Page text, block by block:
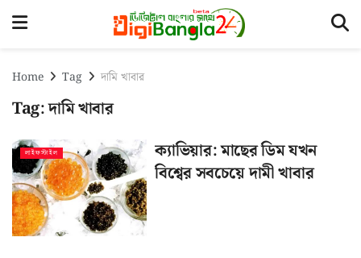
Home Tag দামি খাবার
Tag:দামি খাবার
লাইফস্টাইল
ক্যাভিয়ার: মাছের ডিম যখন
বিশ্বের সবচেয়ে দামী খাবার